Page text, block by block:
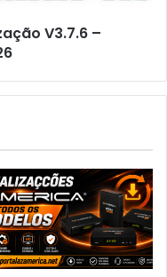
V3.7.6 –